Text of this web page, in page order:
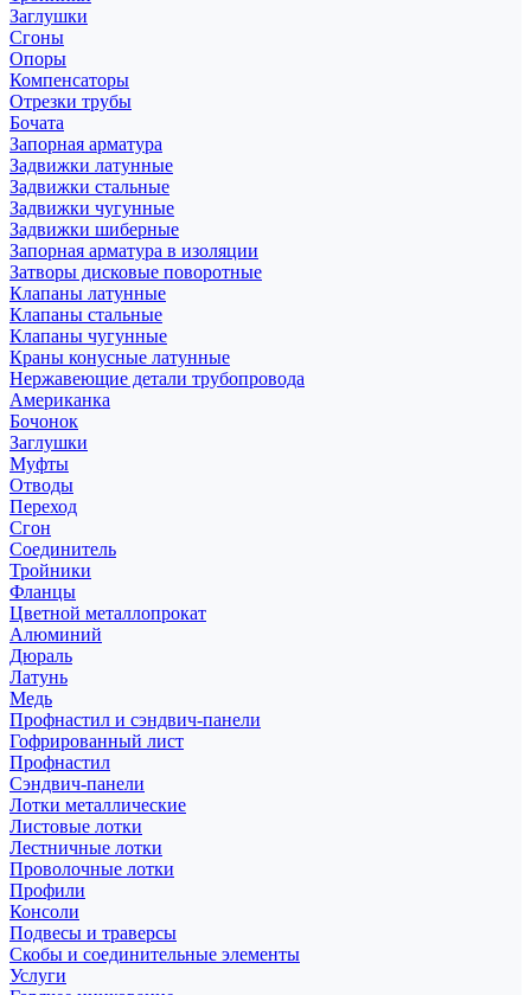
Заглушки
Сгоны
Опоры
Компенсаторы
Отрезки трубы
Бочата
Запорная арматура
Задвижки латунные
Задвижки стальные
Задвижки чугунные
Задвижки шиберные
Запорная арматура в изоляции
Затворы дисковые поворотные
Клапаны латунные
Клапаны стальные
Клапаны чугунные
Краны конусные латунные
Нержавеющие детали трубопровода
Американка
Бочонок
Заглушки
Муфты
Отводы
Переход
Сгон
Соединитель
Тройники
Фланцы
Цветной металлопрокат
Алюминий
Дюраль
Латунь
Медь
Профнастил и сэндвич-панели
Гофрированный лист
Профнастил
Сэндвич-панели
Лотки металлические
Листовые лотки
Лестничные лотки
Проволочные лотки
Профили
Консоли
Подвесы и траверсы
Скобы и соединительные элементы
Услуги